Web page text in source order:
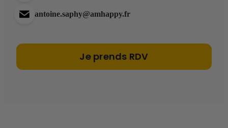
antoine.saphy@amhappy.fr
Je prends RDV